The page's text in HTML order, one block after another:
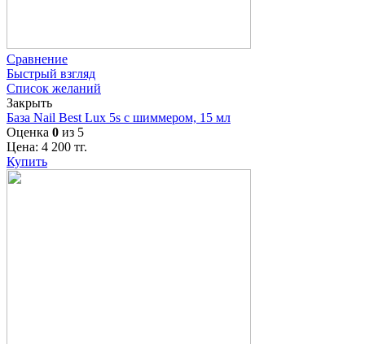
Сравнение
Быстрый взгляд
Список желаний
Закрыть
База Nail Best Lux 5s с шиммером, 15 мл
Оценка 0 из 5
Цена: 4 200 тг.
Купить